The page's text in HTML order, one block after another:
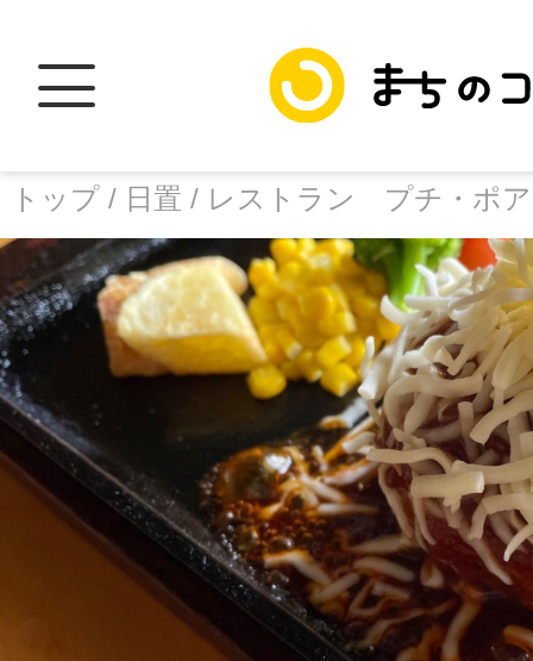
トップ / 日置 / レストラン プチ・ポア
facebook
LINE
トップ
加盟スポットに
地域に導入を